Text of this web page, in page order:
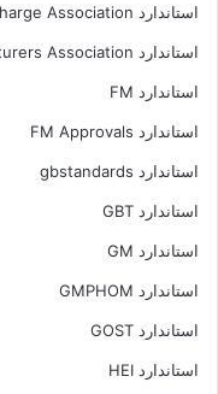
استاندارد Electrostatic Discharge Association
استاندارد Expansion Joint Manufacturers Association
استاندارد FM
استاندارد FM Approvals
استاندارد gbstandards
استاندارد GBT
استاندارد GM
استاندارد GMPHOM
استاندارد GOST
استاندارد HEI